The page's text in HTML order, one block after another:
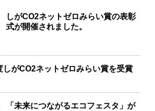
しがCO2ネットゼロみらい賞の表彰
式が開催されました。
しがCO2ネットゼロみらい賞を受賞
「未来につながるエコフェスタ」が